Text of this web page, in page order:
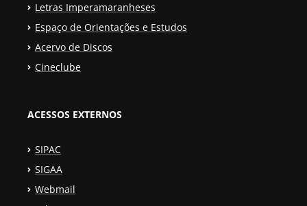
Letras Imperamaranheses
Espaço de Orientações e Estudos
Acervo de Discos
Cineclube
ACESSOS EXTERNOS
SIPAC
SIGAA
Webmail